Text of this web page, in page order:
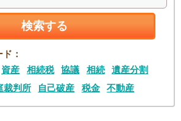
検索する
：
資産 相続税 協議 相続
遺産分割
裁判所 自己破産 税金 不動産